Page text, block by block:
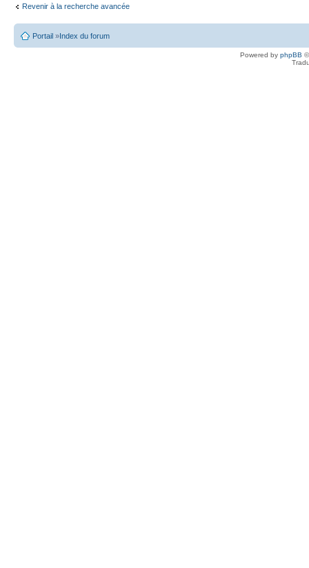
Revenir à la recherche avancée
Portail »Index du forum
Powered by phpBB